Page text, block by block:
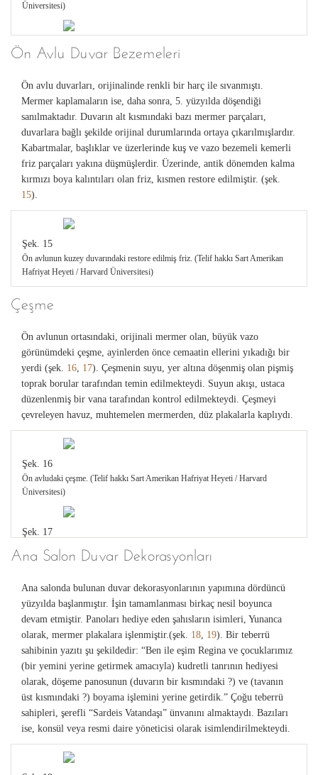
Üniversitesi)
Şek. 5
Sinagog'un durum planı. (Telif hakkı Sart Amerikan Hafriyat Heyeti / Harvard
Şek. 6
Sinagog'un korunagelmiş planı. (Telif hakkı Sart Amerikan Hafriyat Heyeti /
Harvard Üniversitesi)
Şek. 7
Sinagog'un izometrik restorasyon çizimi. (Telif hakkı Sart Amerikan Hafriyat
Heyeti / Harvard Üniversitesi)
Şek. 8
Sinagog'un kesiti. (Telif hakkı Sart Amerikan Hafriyat Heyeti / Harvard
Üniversitesi)
Sinagog'un modeli. (Telif hakkı Sart Amerikan Hafriyat Heyeti / Harvard
Üniversitesi)
Şek. 10
Sinagog ve Hamam-Gymnasium Kompleksi‘nin havadan görünümü. (Telif hakkı
Sart Amerikan Hafriyat Heyeti / Harvard Üniversitesi)
Sinagog'un ön avlusunun görünümü. (Telif hakkı Sart Amerikan Hafriyat Heyeti /
Harvard Üniversitesi)
Ön Avlu'nun rekonstrüksiyon çizimi. (Telif hakkı Sart Amerikan Hafriyat Heyeti /
Harvard Üniversitesi)
Şek. 13
Sinagog'un ana salonunun görünümü. (Telif hakkı Sart Amerikan Hafriyat Heyeti
/ Harvard Üniversitesi)
Ana salonun rekonstrüksiyon çizimi. (Telif hakkı Sart Amerikan Hafriyat Heyeti /
Harvard Üniversitesi)
Ön Avlu Duvar Bezemeleri
Ön avlu duvarları, orijinalinde renkli bir harç ile sıvanmıştı.
Mermer kaplamaların ise, daha sonra, 5. yüzyılda döşendiği
sanılmaktadır. Duvarın alt kısmındaki bazı mermer parçaları,
duvarlara bağlı şekilde orijinal durumlarında ortaya çıkarılmışlardır.
Kabartmalar, başlıklar ve üzerlerinde kuş ve vazo bezemeli kemerli
friz parçaları yakına düşmüşlerdir. Üzerinde, antik dönemden kalma
kırmızı boya kalıntıları olan friz, kısmen restore edilmiştir. (şek.
15).
Şek. 15
Ön avlunun kuzey duvarındaki restore edilmiş friz. (Telif hakkı Sart Amerikan
Hafriyat Heyeti / Harvard Üniversitesi)
Çeşme
Ön avlunun ortasındaki, orijinali mermer olan, büyük vazo
görünümdeki çeşme, ayinlerden önce cemaatin ellerini yıkadığı bir
yerdi (şek. 16, 17). Çeşmenin suyu, yer altına döşenmiş olan pişmiş
toprak borular tarafından temin edilmekteydi. Suyun akışı, ustaca
düzenlenmiş bir vana tarafından kontrol edilmekteydi. Çeşmeyi
çevreleyen havuz, muhtemelen mermerden, düz plakalarla kaplıydı.
Şek. 16
Ön avludaki çeşme. (Telif hakkı Sart Amerikan Hafriyat Heyeti / Harvard
Üniversitesi)
Şek. 17
Çeşmenin restorasyonu. (Telif hakkı Sart Amerikan Hafriyat Heyeti / Harvard
Üniversitesi)
Ana Salon Duvar Dekorasyonları
Ana salonda bulunan duvar dekorasyonlarının yapımına dördüncü
yüzyılda başlanmıştır. İşin tamamlanması birkaç nesil boyunca
devam etmiştir. Panoları hediye eden şahısların isimleri, Yunanca
olarak, mermer plakalara işlenmiştir.(şek. 18, 19). Bir teberrü
sahibinin yazıtı şu şekildedir: “Ben ile eşim Regina ve çocuklarımız
(bir yemini yerine getirmek amacıyla) kudretli tanrının hediyesi
olarak, döşeme panosunun (duvarın bir kısmındaki ?) ve (tavanın
üst kısmındaki ?) boyama işlemini yerine getirdik.” Çoğu teberrü
sahipleri, şerefli “Sardeis Vatandaşı” ünvanını almaktaydı. Bazıları
ise, konsül veya resmi daire yöneticisi olarak isimlendirilmekteydi.